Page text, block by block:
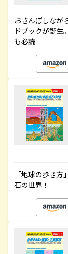
おさんぽしなが
ドブックが誕生
も必読
「地球の歩き
石の世界！